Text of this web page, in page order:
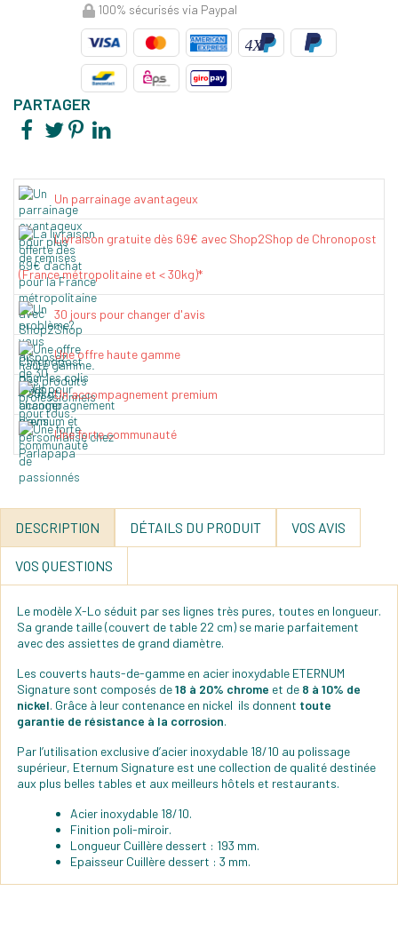
100% sécurisés via Paypal
PARTAGER
Un parrainage avantageux
Livraison gratuite dès 69€ avec Shop2Shop de Chronopost
(France métropolitaine et < 30kg)*
30 jours pour changer d'avis
Une offre haute gamme
Un accompagnement premium
Une forte communauté
DESCRIPTION DÉTAILS DU PRODUIT VOS AVIS
VOS QUESTIONS
Le modèle X-Lo séduit par ses lignes très pures, toutes en longueur.
Sa grande taille (couvert de table 22 cm) se marie parfaitement
avec des assiettes de grand diamètre.
Les couverts hauts-de-gamme en acier inoxydable ETERNUM
Signature sont composés de18 à 20% chrome et de 8 à 10% de
nickel. Grâce à leur contenance en nickel ils donnent toute
garantie de résistance à la corrosion.
Par l’utilisation exclusive d’acier inoxydable 18/10 au polissage
supérieur, Eternum Signature est une collection de qualité destinée
aux plus belles tables et aux meilleurs hôtels et restaurants.
Acier inoxydable 18/10.
Finition poli-miroir.
Longueur Cuillère dessert : 193 mm.
Epaisseur Cuillère dessert : 3 mm.